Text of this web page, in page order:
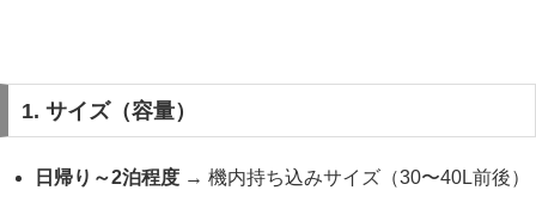
1. サイズ（容量）
日帰り～2泊程度 → 機内持ち込みサイズ（30〜40L前後）